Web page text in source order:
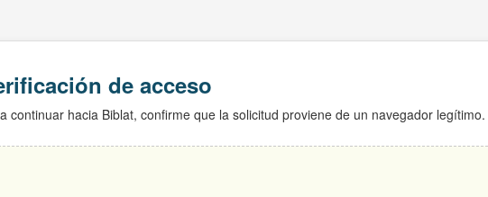
de acceso
continuar hacia Biblat, confirme que la solicitud proviene de un navegador legítimo.